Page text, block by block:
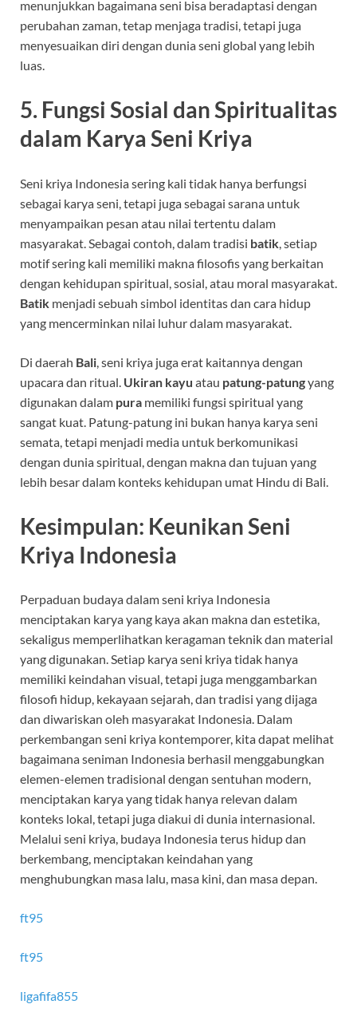
menunjukkan bagaimana seni bisa beradaptasi dengan
perubahan zaman, tetap menjaga tradisi, tetapi juga
menyesuaikan diri dengan dunia seni global yang lebih
luas.
5. Fungsi Sosial dan Spiritualitas
dalam Karya Seni Kriya
Seni kriya Indonesia sering kali tidak hanya berfungsi
sebagai karya seni, tetapi juga sebagai sarana untuk
menyampaikan pesan atau nilai tertentu dalam
masyarakat. Sebagai contoh, dalam tradisi batik , setiap
motif sering kali memiliki makna filosofis yang berkaitan
dengan kehidupan spiritual, sosial, atau moral masyarakat.
Batik menjadi sebuah simbol identitas dan cara hidup
yang mencerminkan nilai luhur dalam masyarakat.
Di daerah Bali , seni kriya juga erat kaitannya dengan
upacara dan ritual. Ukiran kayu atau patung-patungyang
digunakan dalam pura memiliki fungsi spiritual yang
sangat kuat. Patung-patung ini bukan hanya karya seni
semata, tetapi menjadi media untuk berkomunikasi
dengan dunia spiritual, dengan makna dan tujuan yang
lebih besar dalam konteks kehidupan umat Hindu di Bali.
Kesimpulan: Keunikan Seni
Kriya Indonesia
Perpaduan budaya dalam seni kriya Indonesia
menciptakan karya yang kaya akan makna dan estetika,
sekaligus memperlihatkan keragaman teknik dan material
yang digunakan. Setiap karya seni kriya tidak hanya
memiliki keindahan visual, tetapi juga menggambarkan
filosofi hidup, kekayaan sejarah, dan tradisi yang dijaga
dan diwariskan oleh masyarakat Indonesia. Dalam
perkembangan seni kriya kontemporer, kita dapat melihat
bagaimana seniman Indonesia berhasil menggabungkan
elemen-elemen tradisional dengan sentuhan modern,
menciptakan karya yang tidak hanya relevan dalam
konteks lokal, tetapi juga diakui di dunia internasional.
Melalui seni kriya, budaya Indonesia terus hidup dan
berkembang, menciptakan keindahan yang
menghubungkan masa lalu, masa kini, dan masa depan.
ft95
ft95
ligafifa855